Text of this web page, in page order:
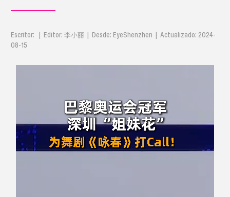
Escritor: | Editor: 李小丽 | Desde: EyeShenzhen | Actualizado: 2024-
08-15